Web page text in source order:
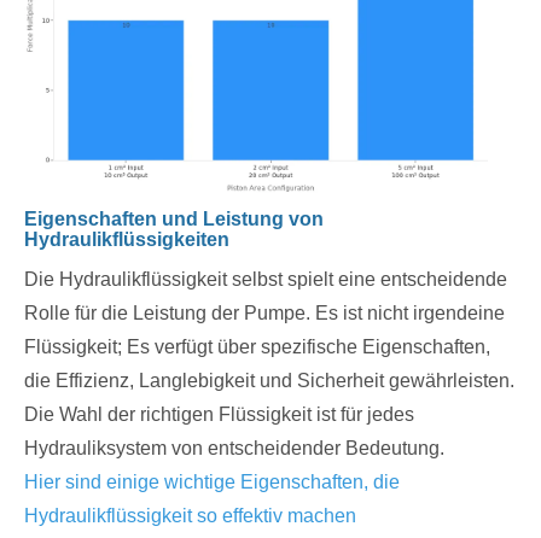
Eigenschaften und Leistung von
Hydraulikflüssigkeiten
Die Hydraulikflüssigkeit selbst spielt eine entscheidende
Rolle für die Leistung der Pumpe. Es ist nicht irgendeine
Flüssigkeit; Es verfügt über spezifische Eigenschaften,
die Effizienz, Langlebigkeit und Sicherheit gewährleisten.
Die Wahl der richtigen Flüssigkeit ist für jedes
Hydrauliksystem von entscheidender Bedeutung.
Hier sind einige wichtige Eigenschaften, die
Hydraulikflüssigkeit so effektiv machen